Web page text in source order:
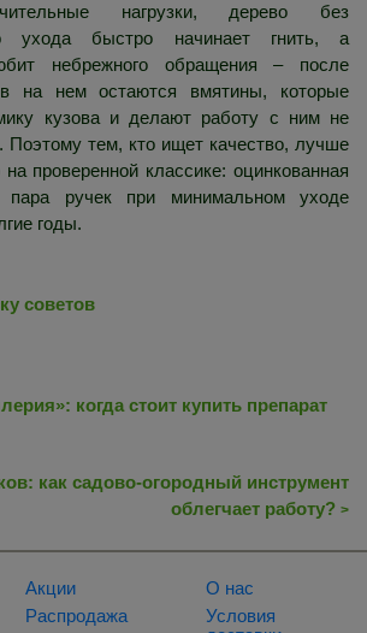
нагрузки, дерево без
ухода быстро начинает гнить, а
небрежного обращения – после
на нем остаются вмятины, которые
кузова и делают работу с ним не
Поэтому тем, кто ищет качество, лучше
проверенной классике: оцинкованная
ручек при минимальном уходе
годы.
советов
когда стоит купить препарат
как садово-огородный инструмент
облегчает работу? >
Акции
Распродажа
О нас
Условия